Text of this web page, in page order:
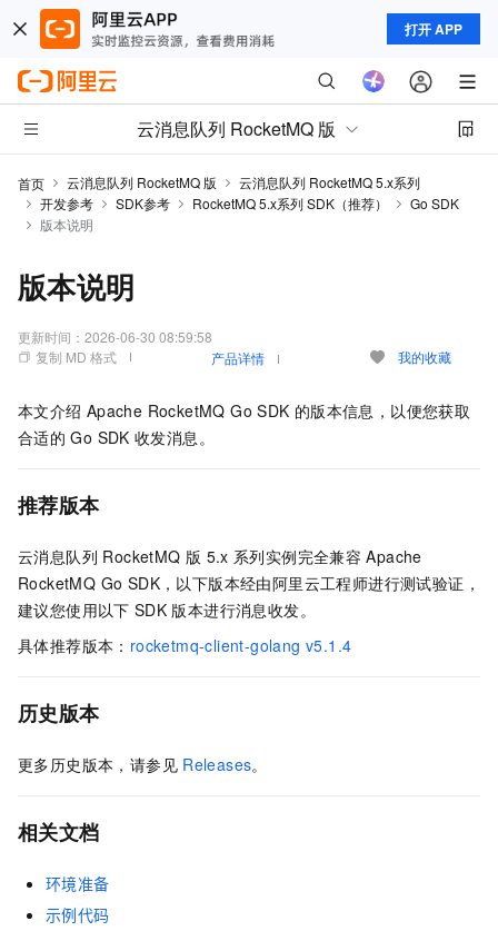
打开 APP
云消息队列 RocketMQ 版
首页 云消息队列 RocketMQ 版
云消息队列 RocketMQ 5.x系列
开发参考
SDK参考 RocketMQ 5.x系列 SDK（推荐）
Go SDK
版本说明
版本说明
更新时间： 2026-06-30 08:59:58
复制 MD 格式
产品详情 我的收藏
本文介绍 Apache RocketMQ Go SDK 的版本信息，以便您获取
合适的 Go SDK 收发消息。
推荐版本
云消息队列 RocketMQ 版 5.x 系列实例完全兼容 Apache
RocketMQ Go SDK，以下版本经由阿里云工程师进行测试验证，
建议您使用以下 SDK 版本进行消息收发。
具体推荐版本： rocketmq-client-golang v5.1.4
历史版本
更多历史版本，请参见 Releases。
相关文档
环境准备
示例代码